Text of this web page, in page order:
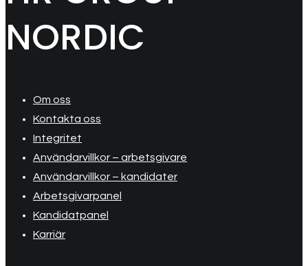
NORDIC
Om oss
Kontakta oss
Integritet
Användarvillkor – arbetsgivare
Användarvillkor – kandidater
Arbetsgivarpanel
Kandidatpanel
Karriär